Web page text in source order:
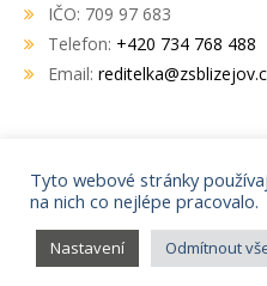
IČO: 709 97 683
Telefon: +420 734 768 488
Email:
Copyright ©
Proudly powered by
Tyto webové stránky
na nich co nejlépe pracovalo.
Nastavení Odmítnout